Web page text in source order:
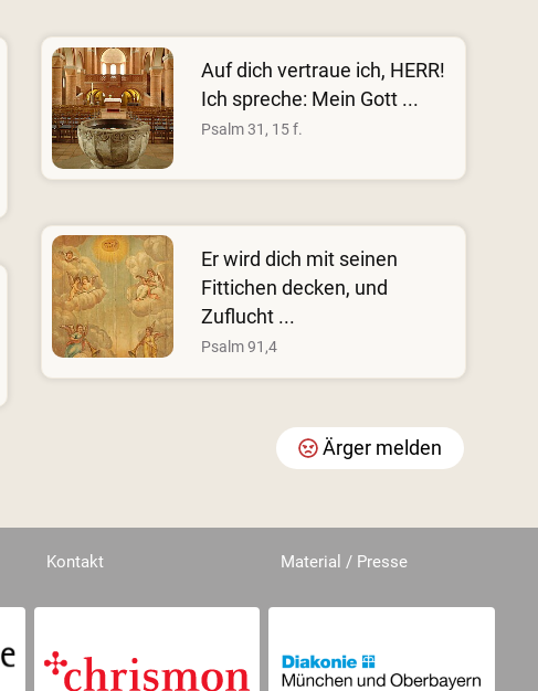
Auf dich vertraue ich, HERR!
Ich spreche: Mein Gott ...
Psalm 31, 15 f.
Er wird dich mit seinen
Fittichen decken, und
Zuflucht ...
Psalm 91,4
Ärger melden
Kontakt Material / Presse